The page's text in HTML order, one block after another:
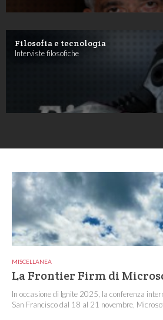
Filosofia e tecnologia
Interviste filosofiche
MISCELLANEA
La Frontier Firm di
In occasione di Ignite 2025, la conferenza
San Francisco dal 18 al 21 novembre,